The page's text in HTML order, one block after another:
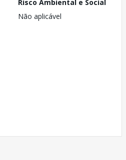
Risco Ambiental e Social
Não aplicável